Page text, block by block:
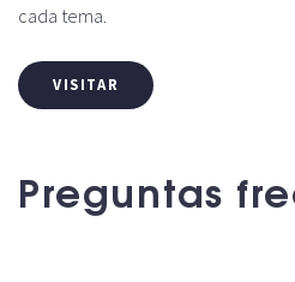
cada tema.
VISITAR
Preguntas